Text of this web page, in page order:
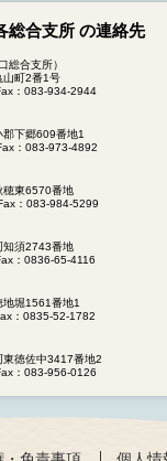
総合支所 の連絡先
総合支所）
町2番1号
：083-934-2944
下郷609番地1
：083-973-4892
東6570番地
：083-984-5299
須2743番地
：0836-65-4116
堀1561番地1
：0835-52-1782
徳佐中3417番地2
：083-956-0126